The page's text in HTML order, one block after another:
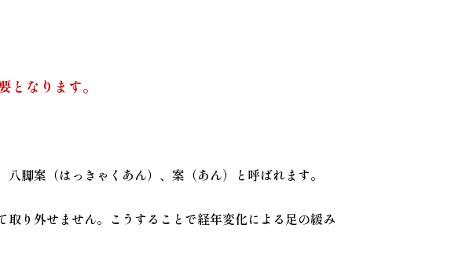
なります。
脚案（はっきゃくあん）、案（あん）と呼ばれます。
取り外せません。こうすることで経年変化による足の緩み